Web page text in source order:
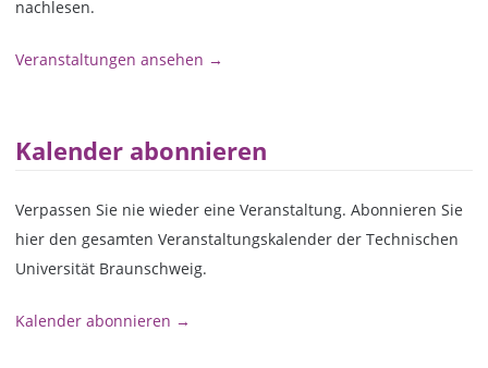
nachlesen.
Veranstaltungen ansehen →
Kalender abonnieren
Verpassen Sie nie wieder eine Veranstaltung. Abonnieren Sie
hier den gesamten Veranstaltungskalender der Technischen
Universität Braunschweig.
Kalender abonnieren →